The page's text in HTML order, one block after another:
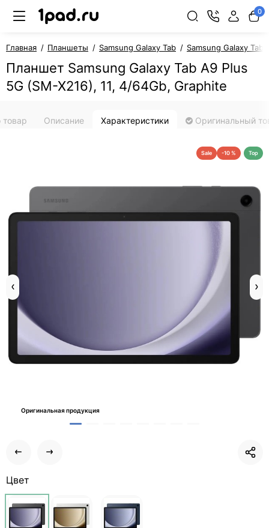
0
Главная Планшеты Samsung Galaxy Tab Samsung Galaxy Tab
Планшет Samsung Galaxy Tab A9 Plus
5G (SM-X216), 11, 4/64Gb, Graphite
товар Описание Характеристики Оригинальный
Sale -10 % Top
Оригинальная продукция
Цвет